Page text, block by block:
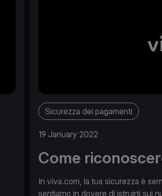
Sicurezza dei pagamenti
19 January 2022
Come
In viva.com, la tua sicurezza è
sentiamo in dovere di istruirti sui